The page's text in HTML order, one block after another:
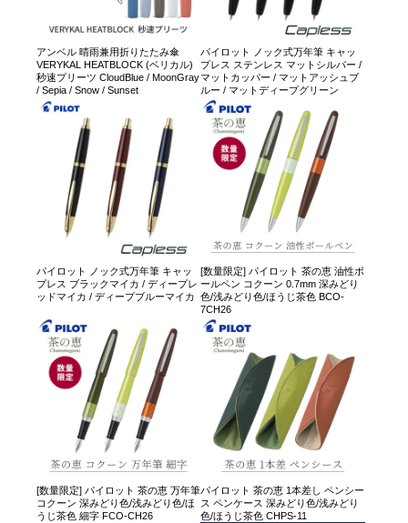
アンベル 晴雨兼用折りたたみ傘
VERYKAL HEATBLOCK (ベリカル)
秒速プリーツ CloudBlue / MoonGray
/ Sepia / Snow / Sunset
パイロット ノック式万年筆 キャッ
プレス ステンレス マットシルバー /
マットカッパー / マットアッシュブ
ルー / マットディープグリーン
パイロット ノック式万年筆 キャッ
プレス ブラックマイカ / ディープレ
ッドマイカ / ディープブルーマイカ
[数量限定] パイロット 茶の恵 油性ボ
ールペン コクーン 0.7mm 深みどり
色/浅みどり色/ほうじ茶色 BCO-
7CH26
[数量限定] パイロット 茶の恵 万年筆
コクーン 深みどり色/浅みどり色/ほ
うじ茶色 細字 FCO-CH26
パイロット 茶の恵 1本差し ペンシー
ス ペンケース 深みどり色/浅みどり
色/ほうじ茶色 CHPS-11